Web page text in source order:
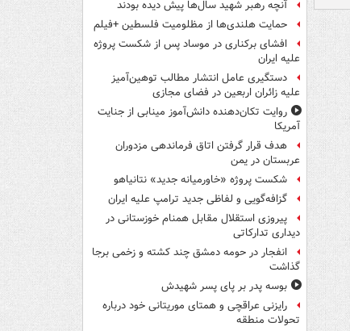
آنچه رهبر شهید سال‌ها پیش دیده بودند
حمایت هلندی‌ها از مظلومیت فلسطین +فیلم
افشای برکناری در موساد پس از شکست پروژه
علیه ایران
دستگیری عامل انتشار مطالب توهین‌آمیز
علیه زائران اربعین در فضای مجازی
روایت تکان‌دهنده دانش‌آموز مینابی از جنایت
آمریکا
هدف قرار گرفتن اتاق‌ فرماندهی مزدوران
عربستان در یمن
شکست پروژه «خاورمیانه جدید» نتانیاهو
گزافه‌گویی و لفاظی جدید ترامپ علیه ایران
پیروزی استقلال مقابل همنام خوزستانی در
دیداری تدارکاتی
انفجار در حومه دمشق چند کشته و زخمی برجا
گذاشت
بوسه‌ پدر بر پای پسر شهیدش
رایزنی عراقچی و همتای موریتانی خود درباره
تحولات منطقه